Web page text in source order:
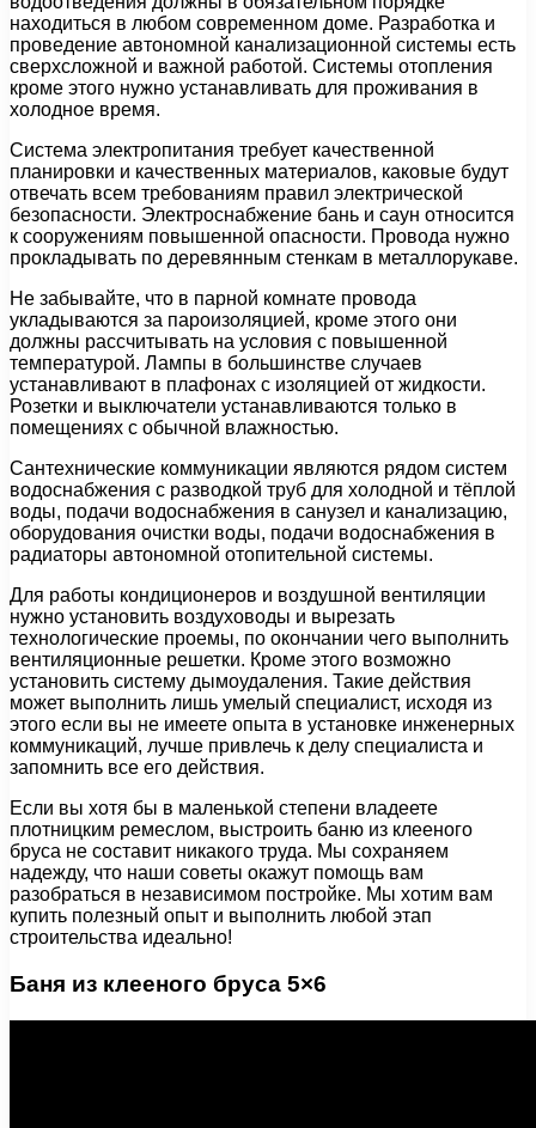
находиться в любом современном доме. Разработка и
проведение автономной канализационной системы есть
сверхсложной и важной работой. Системы отопления
кроме этого нужно устанавливать для проживания в
холодное время.
Система электропитания требует качественной
планировки и качественных материалов, каковые будут
отвечать всем требованиям правил электрической
безопасности. Электроснабжение бань и саун относится
к сооружениям повышенной опасности. Провода нужно
прокладывать по деревянным стенкам в металлорукаве.
Не забывайте, что в парной комнате провода
укладываются за пароизоляцией, кроме этого они
должны рассчитывать на условия с повышенной
температурой. Лампы в большинстве случаев
устанавливают в плафонах с изоляцией от жидкости.
Розетки и выключатели устанавливаются только в
помещениях с обычной влажностью.
Сантехнические коммуникации являются рядом систем
водоснабжения с разводкой труб для холодной и тёплой
воды, подачи водоснабжения в санузел и канализацию,
оборудования очистки воды, подачи водоснабжения в
радиаторы автономной отопительной системы.
Для работы кондиционеров и воздушной вентиляции
нужно установить воздуховоды и вырезать
технологические проемы, по окончании чего выполнить
вентиляционные решетки. Кроме этого возможно
установить систему дымоудаления. Такие действия
может выполнить лишь умелый специалист, исходя из
этого если вы не имеете опыта в установке инженерных
коммуникаций, лучше привлечь к делу специалиста и
запомнить все его действия.
Если вы хотя бы в маленькой степени владеете
плотницким ремеслом, выстроить баню из клееного
бруса не составит никакого труда. Мы сохраняем
надежду, что наши советы окажут помощь вам
разобраться в независимом постройке. Мы хотим вам
купить полезный опыт и выполнить любой этап
строительства идеально!
Баня из клееного бруса 5×6